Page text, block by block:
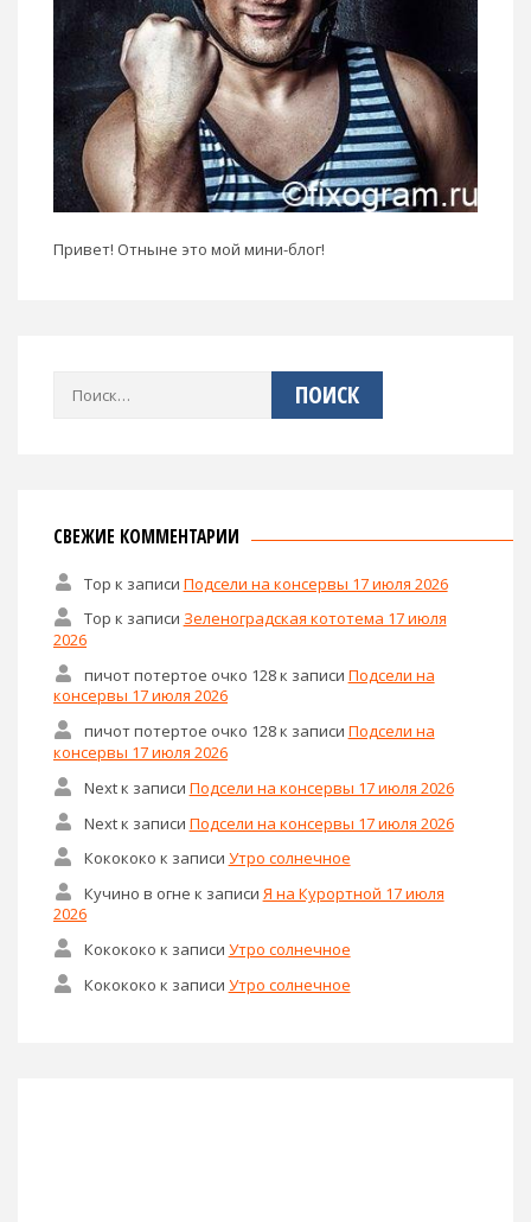
Привет! Отныне это мой мини-блог!
СВЕЖИЕ КОММЕНТАРИИ
Тор к записи Подсели на консервы 17 июля 2026
Тор к записи Зеленоградская кототема 17 июля
2026
пичот потертое очко 128к записи Подсели на
консервы 17 июля 2026
пичот потертое очко 128к записи Подсели на
консервы 17 июля 2026
Nextк записи Подсели на консервы 17 июля 2026
Nextк записи Подсели на консервы 17 июля 2026
Кокококо к записи Утро солнечное
Кучино в огне к записи Я на Курортной 17 июля
2026
Кокококо к записи Утро солнечное
Кокококо к записи Утро солнечное